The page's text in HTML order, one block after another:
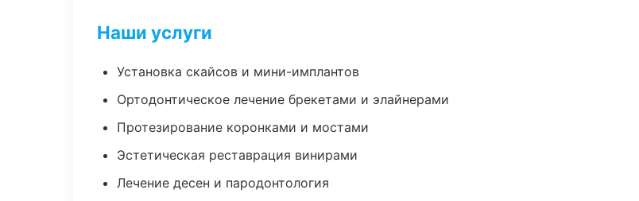
Наши услуги
Установка скайсов и мини-имплантов
Ортодонтическое лечение брекетами и элайнерами
Протезирование коронками и мостами
Эстетическая реставрация винирами
Лечение десен и пародонтология